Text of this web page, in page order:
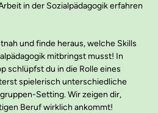
in der Sozialpädagogik erfahren
und finde heraus, welche Skills
mitbringst musst! In
schlüpfst du in die Rolle eines
spielerisch unterschiedliche
Setting.Wir zeigen dir,
Beruf wirklich ankommt!